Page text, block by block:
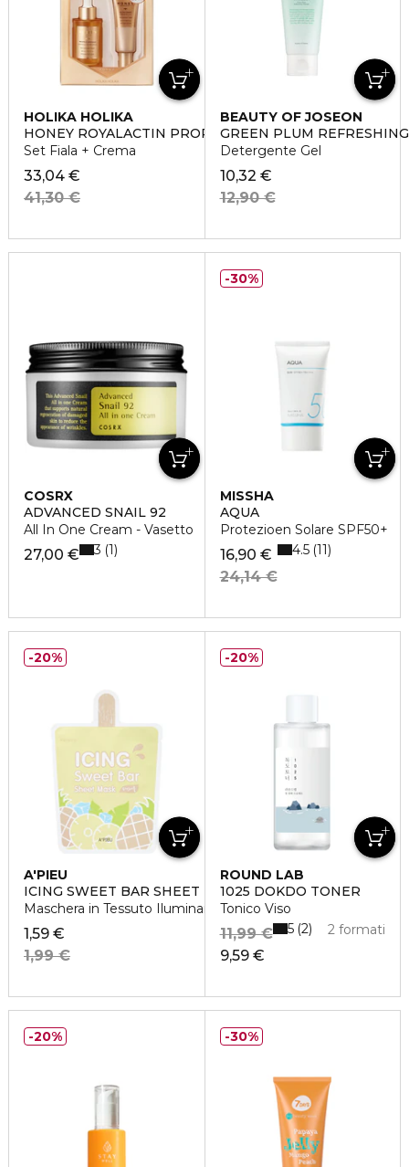
HOLIKA HOLIKA
HONEY ROYALACTIN PROPOLIS AMPOULE SET
Set Fiala + Crema
33,04 €
41,30 €
BEAUTY OF JOSEON
GREEN PLUM
Detergente Gel
10,32 €
12,90 €
COSRX
ADVANCED SNAIL 92
All In One Cream - Vasetto
27,00 € 3 1
MISSHA
AQUA
Protezioen Solare SPF50+
16,90 €
24,14 €
4.5 11
30%
A'PIEU
ICING SWEET BAR SHEET MASK
Maschera in Tessuto Iluminante all'Ananas e Mango
1,59 €
1,99 €
20%
ROUND LAB
1025 DOKDO TONER
Tonico Viso
9,59 €
11,99 € 2 formati
5 2
20%
20% 30%